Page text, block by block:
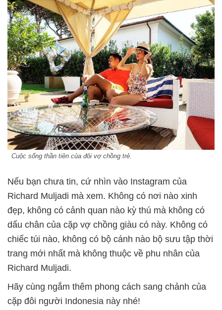
Cuộc sống thần tiên của đôi vợ chồng trẻ.
Nếu bạn chưa tin, cứ nhìn vào Instagram của
Richard Muljadi mà xem. Không có nơi nào xinh
đẹp, không có cảnh quan nào kỳ thú mà không có
dấu chân của cặp vợ chồng giàu có này. Không có
chiếc túi nào, không có bộ cánh nào bộ sưu tập thời
trang mới nhất mà không thuộc về phu nhân của
Richard Muljadi.
Hãy cùng ngắm thêm phong cách sang chảnh của
cặp đôi người Indonesia này nhé!